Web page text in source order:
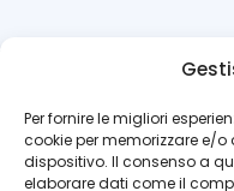
Per fornire le migliori
cookie per memorizzare e/
dispositivo. Il consenso a
elaborare dati come il
azzurrissimo.it
Il blog di riferimento per i
pagelle e calciomercato.